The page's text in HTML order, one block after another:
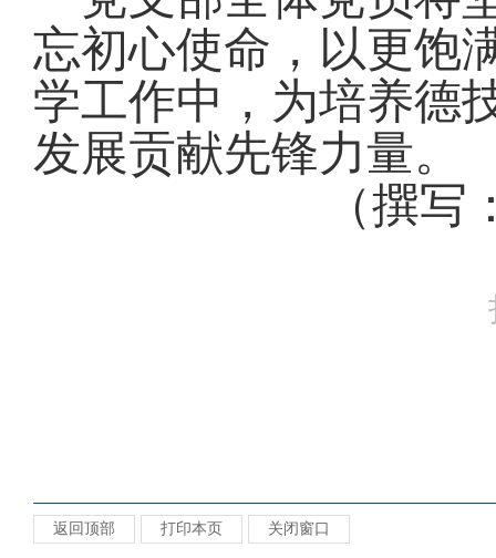
忘初心使命，以更饱
学工作中，为培养德
发展贡献先锋力量。
（撰
返回顶部 打印本页 关闭窗口